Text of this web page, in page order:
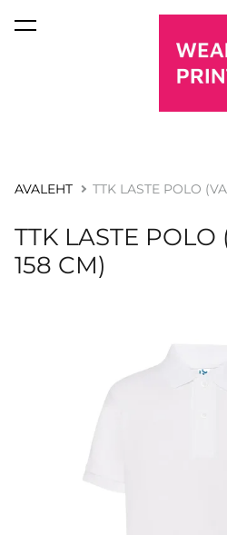
lisati ostukorvi.
AVALEHT TTK LASTE POLO
TTK LASTE POLO
158 CM)